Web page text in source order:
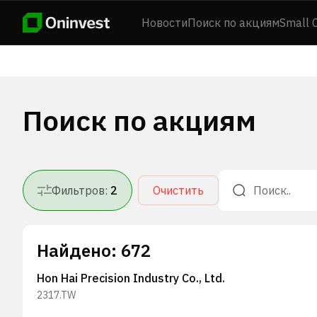
НовостиПоиск по акциямSmall
Поиск по акциям
Фильтров: 2 Очистить
Найдено: 672
Hon Hai Precision Industry Co., Ltd.
2317.TW